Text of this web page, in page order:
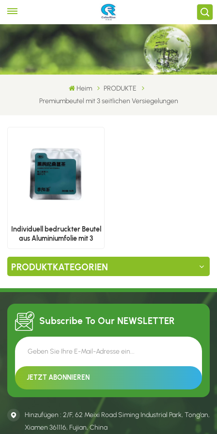
Heim
PRODUKTE
Premiumbeutel mit 3 seitlichen Versiegelungen
Individuell bedruckter Beutel
aus Aluminiumfolie mit 3
PRODUKTKATEGORIEN
Subscribe To Our NEWSLETTER
Hinzufügen : 2/F, 62 Meixi Road Siming Industrial Park, Tong’an,
Xiamen 361116, Fujian, China